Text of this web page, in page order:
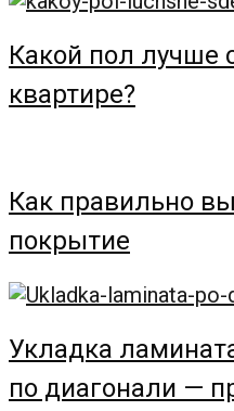
Какой пол лучше
квартире?
Как правильно
покрытие
Укладка
по диагонали —